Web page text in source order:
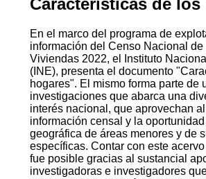
En el marco del programa de
información del Censo Nacional
Viviendas 2022, el Instituto
(INE), presenta el documento
hogares". El mismo forma parte de
investigaciones que abarca una
interés nacional, que aprovechan
información censal y la
geográfica de áreas menores y de
específicas. Contar con este
fue posible gracias al sustancial
investigadoras e investigadores